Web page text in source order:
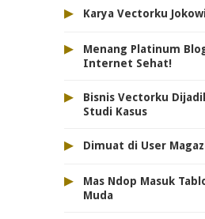
▸ Karya Vectorku
▸
Menang Platinum
Internet Sehat!
▸
Bisnis Vectorku
Studi Kasus
▸ Dimuat di User
▸
Mas Ndop Masuk
Muda